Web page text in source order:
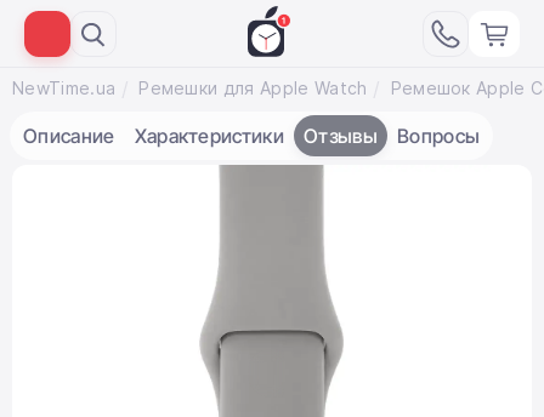
NewTime.ua Ремешки для Apple Watch
Описание Характеристики Отзывы Вопросы